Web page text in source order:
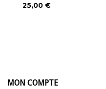
25,00 €
MON COMPTE